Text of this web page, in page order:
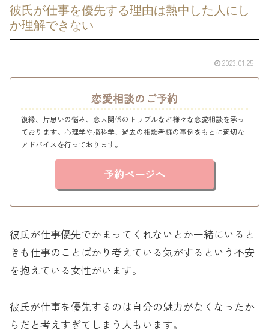
彼氏が仕事を優先する理由は熱中した人にし
か理解できない
2023.01.25
恋愛相談のご予約
復縁、片思いの悩み、恋人関係のトラブルなど様々な恋愛相談を承っ
ております。心理学や脳科学、過去の相談者様の事例をもとに適切な
アドバイスを行っております。
予約ページへ
彼氏が仕事優先でかまってくれないとか一緒にいると
きも仕事のことばかり考えている気がするという不安
を抱えている女性がいます。
彼氏が仕事を優先するのは自分の魅力がなくなったか
らだと考えすぎてしまう人もいます。